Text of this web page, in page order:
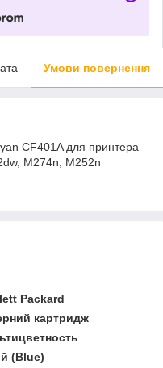
Умови повернення
CF401A для принтера
M274n, M252n
Packard
картридж
(Blue)